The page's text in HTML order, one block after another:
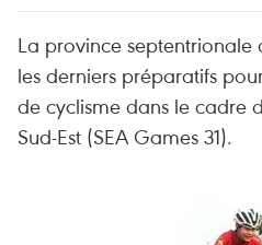
La province
les derniers préparatifs
de cyclisme dans le cadre
Sud-Est (SEA Games 31).